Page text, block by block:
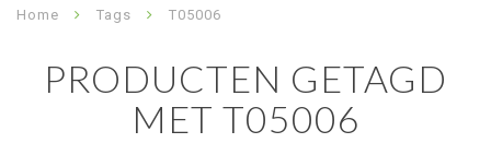
Home Tags T05006
PRODUCTEN GETAGD
MET T05006